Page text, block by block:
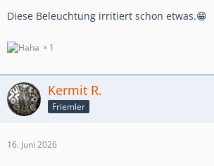
Diese Beleuchtung irritiert schon etwas.😁
1
Kermit R.
Friemler
16. Juni 2026